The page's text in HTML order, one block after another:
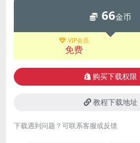
66金币
VIP会员
免费
购买下载权限
教程下载地址
下载遇到问题？可联系客服或反馈